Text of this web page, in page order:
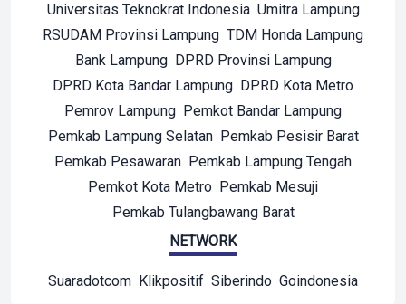
Universitas Teknokrat Indonesia Umitra Lampung
RSUDAM Provinsi Lampung TDM Honda Lampung
Bank Lampung DPRD Provinsi Lampung
DPRD Kota Bandar Lampung DPRD Kota Metro
Pemrov Lampung Pemkot Bandar Lampung
Pemkab Lampung Selatan Pemkab Pesisir Barat
Pemkab Pesawaran Pemkab Lampung Tengah
Pemkot Kota Metro Pemkab Mesuji
Pemkab Tulangbawang Barat
NETWORK
Suaradotcom Klikpositif Siberindo Goindonesia